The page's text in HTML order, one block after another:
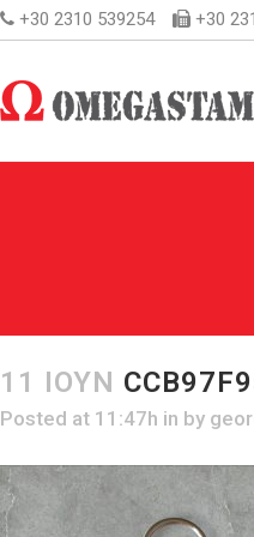
+30 2310 539254 +30
11 ΙΟΎΝ
Posted at 11:47h in by